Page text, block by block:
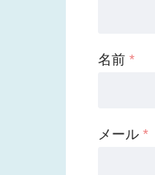
名前 *
メール *